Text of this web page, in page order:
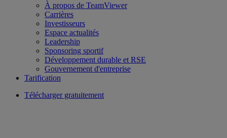
À propos de TeamViewer
Carrières
Investisseurs
Espace actualités
Leadership
Sponsoring sportif
Développement durable et RSE
Gouvernement d'entreprise
Tarification
Télécharger gratuitement